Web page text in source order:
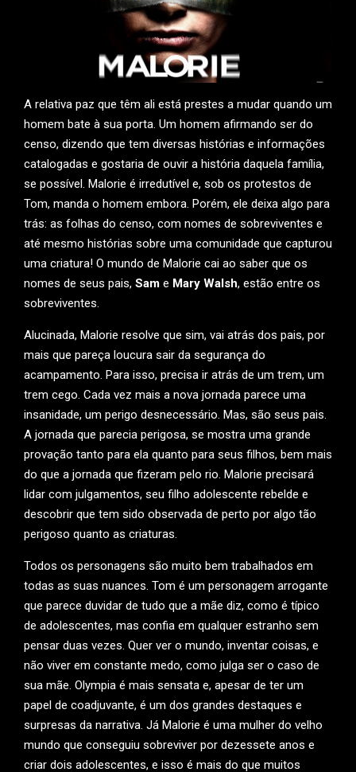
A relativa paz que têm ali está prestes a mudar quando um
homem bate à sua porta. Um homem afirmando ser do
censo, dizendo que tem diversas histórias e informações
catalogadas e gostaria de ouvir a história daquela família,
se possível. Malorie é irredutível e, sob os protestos de
Tom, manda o homem embora. Porém, ele deixa algo para
trás: as folhas do censo, com nomes de sobreviventes e
até mesmo histórias sobre uma comunidade que capturou
uma criatura! O mundo de Malorie cai ao saber que os
nomes de seus pais, Sam e Mary Walsh, estão entre os
sobreviventes.
Alucinada, Malorie resolve que sim, vai atrás dos pais, por
mais que pareça loucura sair da segurança do
acampamento. Para isso, precisa ir atrás de um trem, um
trem cego. Cada vez mais a nova jornada parece uma
insanidade, um perigo desnecessário. Mas, são seus pais.
A jornada que parecia perigosa, se mostra uma grande
provação tanto para ela quanto para seus filhos, bem mais
do que a jornada que fizeram pelo rio. Malorie precisará
lidar com julgamentos, seu filho adolescente rebelde e
descobrir que tem sido observada de perto por algo tão
perigoso quanto as criaturas.
Todos os personagens são muito bem trabalhados em
todas as suas nuances. Tom é um personagem arrogante
que parece duvidar de tudo que a mãe diz, como é típico
de adolescentes, mas confia em qualquer estranho sem
pensar duas vezes. Quer ver o mundo, inventar coisas, e
não viver em constante medo, como julga ser o caso de
sua mãe. Olympia é mais sensata e, apesar de ter um
papel de coadjuvante, é um dos grandes destaques e
surpresas da narrativa. Já Malorie é uma mulher do velho
mundo que conseguiu sobreviver por dezessete anos e
criar dois adolescentes, e isso é mais do que muitos